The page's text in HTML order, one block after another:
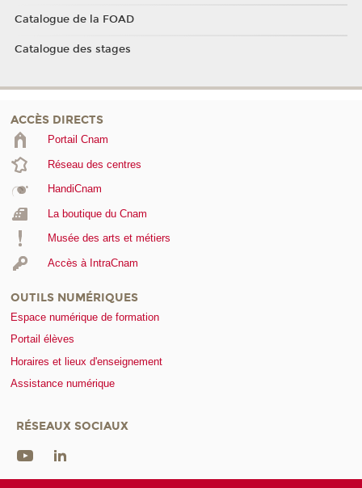
Catalogue de la FOAD
Catalogue des stages
ACCÈS DIRECTS
Portail Cnam
Réseau des centres
HandiCnam
La boutique du Cnam
Musée des arts et métiers
Accès à IntraCnam
OUTILS NUMÉRIQUES
Espace numérique de formation
Portail élèves
Horaires et lieux d'enseignement
Assistance numérique
RÉSEAUX SOCIAUX